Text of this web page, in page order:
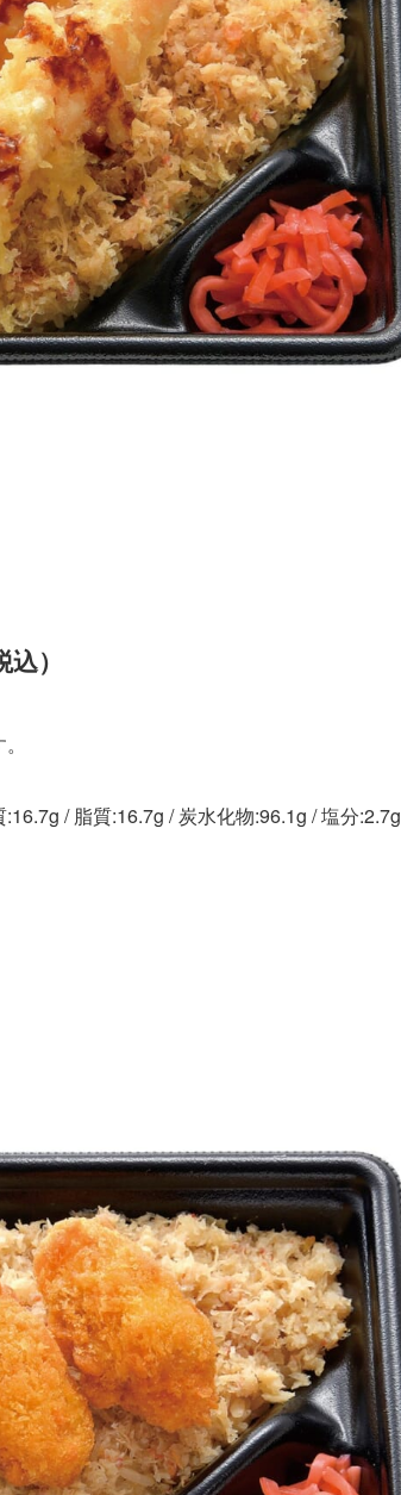
）
/ 脂質:16.7g / 炭水化物:96.1g / 塩分:2.7g